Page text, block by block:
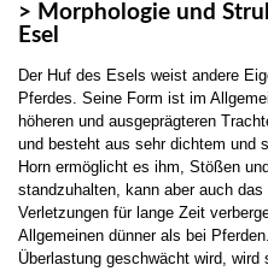
> Morphologie und
Esel
Der Huf des Esels weist andere
Pferdes. Seine Form ist im
höheren und ausgeprägteren
und besteht aus sehr dichtem und
Horn ermöglicht es ihm, Stößen
standzuhalten, kann aber auch
Verletzungen für lange Zeit
Allgemeinen dünner als bei
Überlastung geschwächt wird,